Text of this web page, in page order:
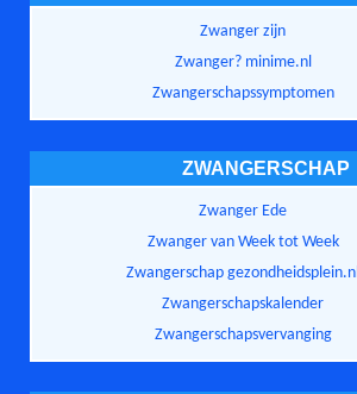
Zwanger zijn
Zwanger? minime.nl
Zwangerschapssymptomen
ZWANGERSCHAP
Zwanger Ede
Zwanger van Week tot Week
Zwangerschap gezondheidsplein.nl
Zwangerschapskalender
Zwangerschapsvervanging